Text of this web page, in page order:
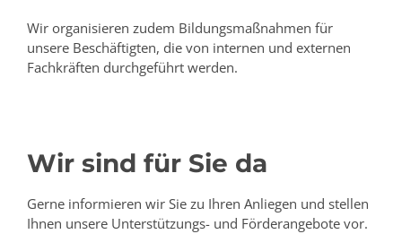
Wir organisieren zudem Bildungsmaßnahmen für
unsere Beschäftigten, die von internen und externen
Fachkräften durchgeführt werden.
Wir sind für Sie da
Gerne informieren wir Sie zu Ihren Anliegen und stellen
Ihnen unsere Unterstützungs- und Förderangebote vor.